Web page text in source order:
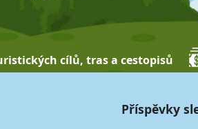
cílů, tras a cestopisů
Příspěvky